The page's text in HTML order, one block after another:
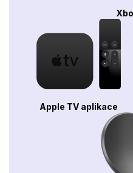
Apple TV aplikace